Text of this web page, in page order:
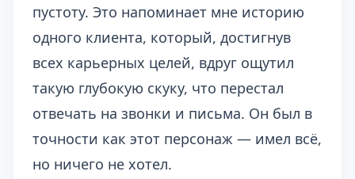
пустоту. Это напоминает мне историю
одного клиента, который, достигнув
всех карьерных целей, вдруг ощутил
такую глубокую скуку, что перестал
отвечать на звонки и письма. Он был в
точности как этот персонаж — имел всё,
но ничего не хотел.